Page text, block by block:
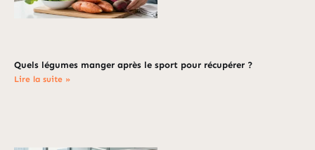
Quels légumes manger après le sport pour récupérer ?
Lire la suite »